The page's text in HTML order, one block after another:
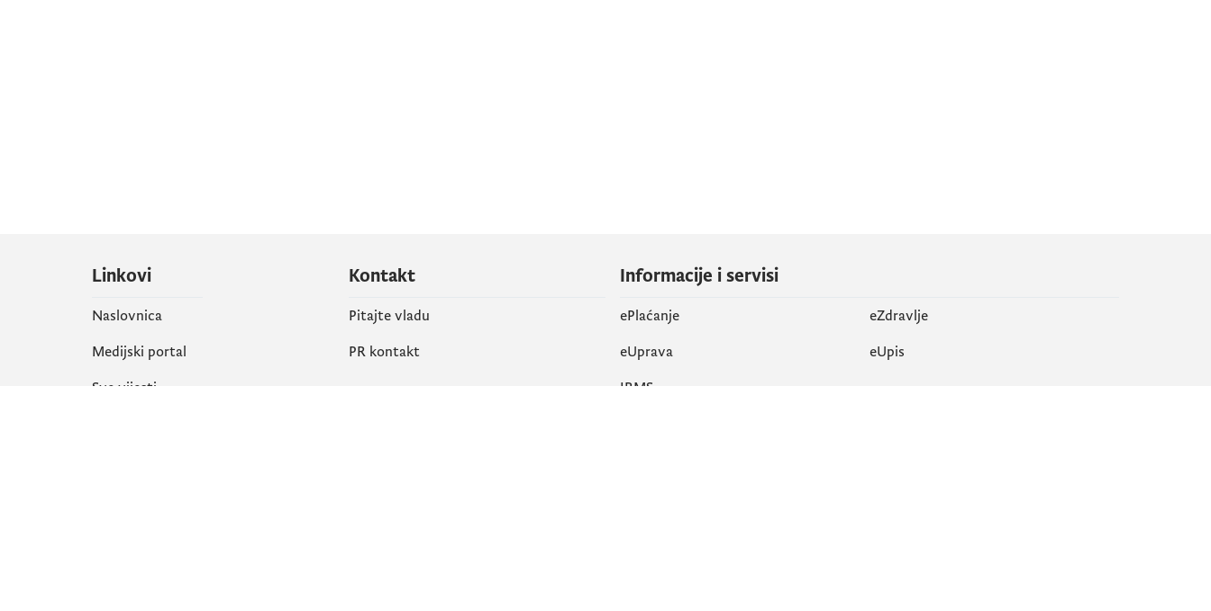
Linkovi
Naslovnica
Medijski portal
Sve vijesti
Kontakt
Pitajte vladu
PR kontakt
Informacije i servisi
ePlaćanje
eZdravlje
eUprava
еUpis
IRMS